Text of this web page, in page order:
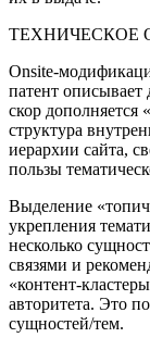
ТЕХНИЧЕСКОЕ
Onsite-
патент описывает
скор
структура
иерархии сайта,
пользы
Выделение
укрепления
несколько
связями и
авторитета. Это
сущностей/тем.